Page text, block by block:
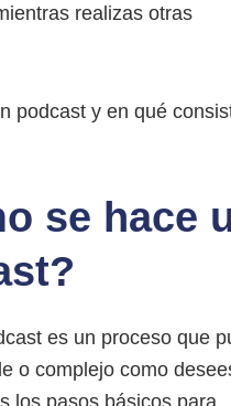
realizas otras
se hace
es un proceso que
o complejo como